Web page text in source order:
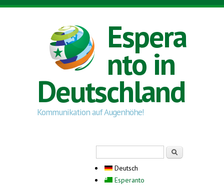
Direkt zum Inhalt
Espera
nto in
Deutschland
Kommunikation auf Augenhöhe!
Deutsch
Esperanto